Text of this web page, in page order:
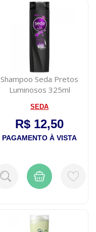
Shampoo Seda Pretos
Luminosos 325ml
SEDA
R$ 12,50
PAGAMENTO À VISTA